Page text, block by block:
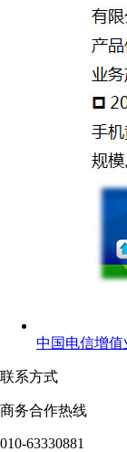
中国电信增
联系方式
商务合作热线
010-63330881